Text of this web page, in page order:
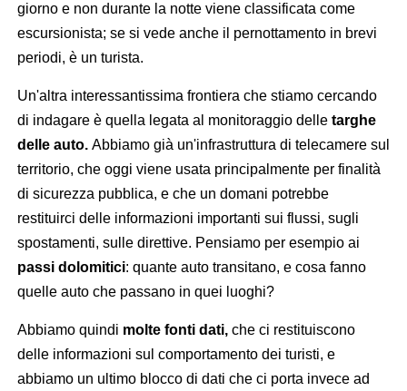
giorno e non durante la notte viene classificata come
escursionista; se si vede anche il pernottamento in brevi
periodi, è un turista.
Un'altra interessantissima frontiera che stiamo cercando
di indagare è quella legata al monitoraggio delletarghe
delle auto. Abbiamo già un'infrastruttura di telecamere sul
territorio, che oggi viene usata principalmente per finalità
di sicurezza pubblica, e che un domani potrebbe
restituirci delle informazioni importanti sui flussi, sugli
spostamenti, sulle direttive. Pensiamo per esempio ai
passi dolomitici: quante auto transitano, e cosa fanno
quelle auto che passano in quei luoghi?
Abbiamo quindi molte fonti dati, che ci restituiscono
delle informazioni sul comportamento dei turisti, e
abbiamo un ultimo blocco di dati che ci porta invece ad